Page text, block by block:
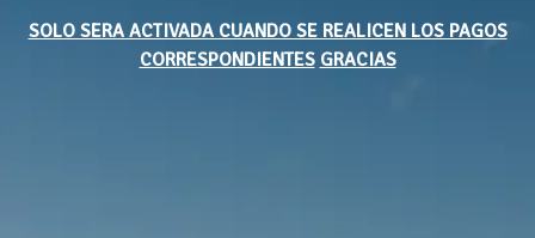
SOLO SERA ACTIVADA CUANDO SE REALICEN LOS PAGOS
CORRESPONDIENTES GRACIAS